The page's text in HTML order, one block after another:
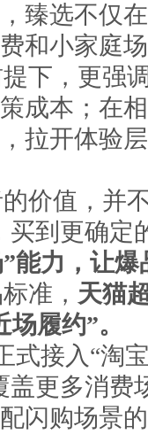
臻选不仅
和小家庭
下，更强
成本；在
拉开体验
价值，并
买到更确定
”能力，让
准， 天猫
履约”。
式接入“淘
盖更多消费
闪购场景